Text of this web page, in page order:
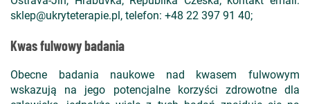
sklep@ukryteterapie.pl, telefon: +48 22 397 91 40;
Kwas fulwowy badania
Obecne badania naukowe nad kwasem fulwowym
wskazują na jego potencjalne korzyści zdrowotne dla